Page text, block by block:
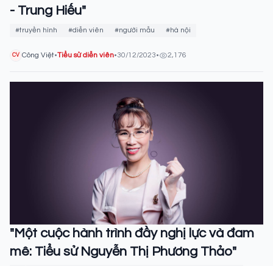
- Trung Hiếu"
#truyền hình #diễn viên #người mẫu #hà nội
CV Công Việt•Tiểu sử diễn viên•30/12/2023• 2,176
"Một cuộc hành trình đầy nghị lực và đam
mê: Tiểu sử Nguyễn Thị Phương Thảo"